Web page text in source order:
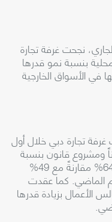
نجحت غرفة تجارة
العالمي لـ 90 شركة محلية بنسبة نمو قدرها
توسعها في الأسواق الخارجية
تجارة دبي خلال أول
2025 بمراجعة 42 قانوناً ومشروع قانون بنسبة
اعتماد لتوصيات القطاع الخاص بلغت 64% مقارنةً مع 49%
الماضي. كما عقدت
الأعمال بزيادة قدرها